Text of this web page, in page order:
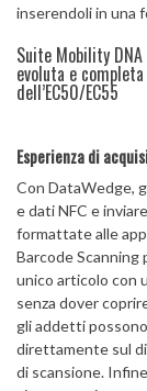
inserendoli in una
Suite Mobility
evoluta e
dell’EC50/EC55
Esperienza di
Con DataWedge,
e dati NFC e
formattate alle
Barcode Scanning
unico articolo con
senza dover
gli addetti
direttamente sul
di scansione.